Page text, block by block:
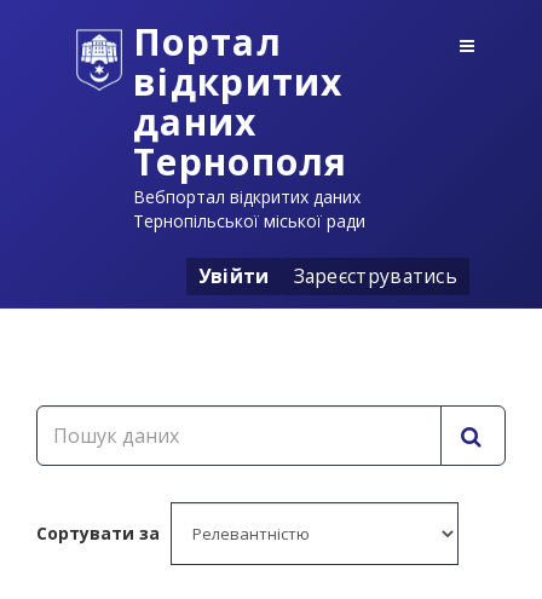
Портал
відкритих
даних
Тернополя
Вебпортал відкритих даних
Тернопільської міської ради
Увійти Зареєструватись
Сортувати за